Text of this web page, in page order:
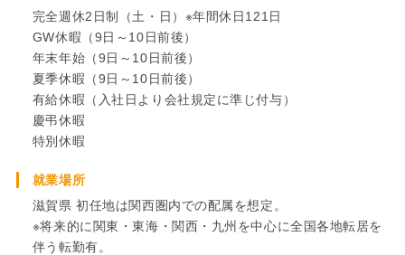
完全週休2日制（土・日）※年間休日121日
GW休暇（9日～10日前後）
年末年始（9日～10日前後）
夏季休暇（9日～10日前後）
有給休暇（入社日より会社規定に準じ付与）
慶弔休暇
特別休暇
就業場所
滋賀県 初任地は関西圏内での配属を想定。
※将来的に関東・東海・関西・九州を中心に全国各地転居を
伴う転勤有。